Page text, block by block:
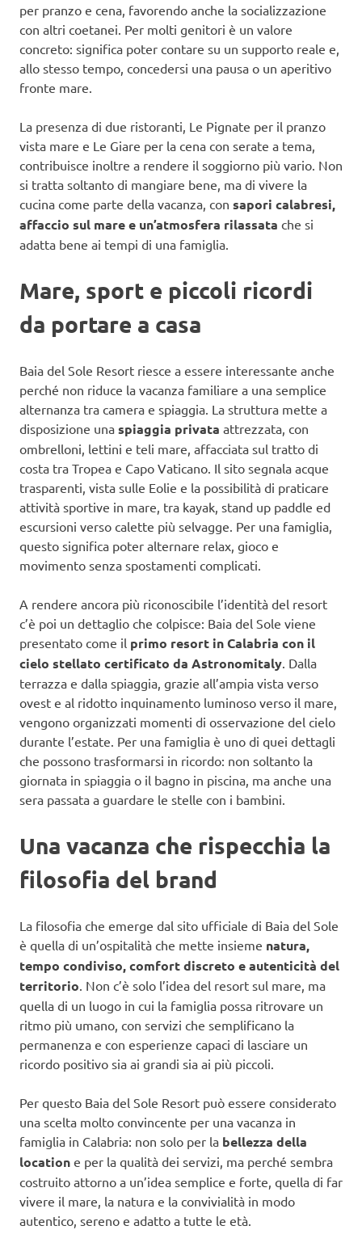
per pranzo e cena, favorendo anche la socializzazione
con altri coetanei. Per molti genitori è un valore
concreto: significa poter contare su un supporto reale e,
allo stesso tempo, concedersi una pausa o un aperitivo
fronte mare.
La presenza di due ristoranti, Le Pignate per il pranzo
vista mare e Le Giare per la cena con serate a tema,
contribuisce inoltre a rendere il soggiorno più vario. Non
si tratta soltanto di mangiare bene, ma di vivere la
cucina come parte della vacanza, con sapori calabresi,
affaccio sul mare e un’atmosfera rilassata che si
adatta bene ai tempi di una famiglia.
Mare, sport e piccoli ricordi
da portare a casa
Baia del Sole Resort riesce a essere interessante anche
perché non riduce la vacanza familiare a una semplice
alternanza tra camera e spiaggia. La struttura mette a
disposizione una spiaggia privata attrezzata, con
ombrelloni, lettini e teli mare, affacciata sul tratto di
costa tra Tropea e Capo Vaticano. Il sito segnala acque
trasparenti, vista sulle Eolie e la possibilità di praticare
attività sportive in mare, tra kayak, stand up paddle ed
escursioni verso calette più selvagge. Per una famiglia,
questo significa poter alternare relax, gioco e
movimento senza spostamenti complicati.
A rendere ancora più riconoscibile l’identità del resort
c’è poi un dettaglio che colpisce: Baia del Sole viene
presentato come il primo resort in Calabria con il
cielo stellato certificato da Astronomitaly. Dalla
terrazza e dalla spiaggia, grazie all’ampia vista verso
ovest e al ridotto inquinamento luminoso verso il mare,
vengono organizzati momenti di osservazione del cielo
durante l’estate. Per una famiglia è uno di quei dettagli
che possono trasformarsi in ricordo: non soltanto la
giornata in spiaggia o il bagno in piscina, ma anche una
sera passata a guardare le stelle con i bambini.
Una vacanza che rispecchia la
filosofia del brand
La filosofia che emerge dal sito ufficiale di Baia del Sole
è quella di un’ospitalità che mette insieme natura,
tempo condiviso, comfort discreto e autenticità del
territorio. Non c’è solo l’idea del resort sul mare, ma
quella di un luogo in cui la famiglia possa ritrovare un
ritmo più umano, con servizi che semplificano la
permanenza e con esperienze capaci di lasciare un
ricordo positivo sia ai grandi sia ai più piccoli.
Per questo Baia del Sole Resort può essere considerato
una scelta molto convincente per una vacanza in
famiglia in Calabria: non solo per la bellezza della
location e per la qualità dei servizi, ma perché sembra
costruito attorno a un’idea semplice e forte, quella di far
vivere il mare, la natura e la convivialità in modo
autentico, sereno e adatto a tutte le età.